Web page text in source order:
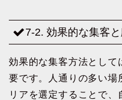
7-2. 効果的な集客
効果的な集客方法として
要です。人通りの多い場
リアを選定することで、